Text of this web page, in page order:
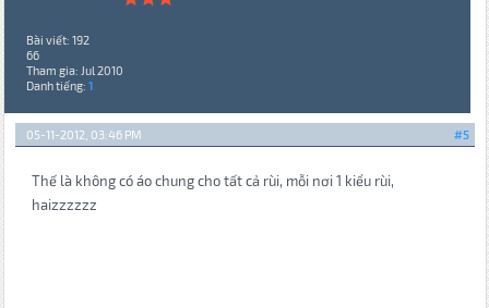
Bài viết: 192
66
Tham gia: Jul 2010
Danh tiếng: 1
#5
05-11-2012, 03:46 PM
Thế là không có áo chung cho tất cả rùi, mỗi nơi 1 kiểu rùi,
haizzzzzz